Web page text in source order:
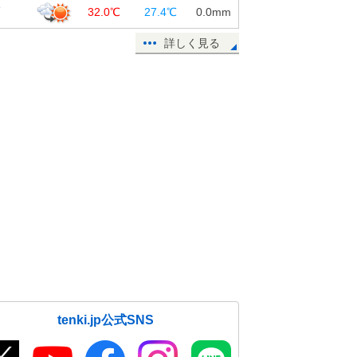
32.0℃ 27.4℃ 0.0mm
詳しく見る
tenki.jp公式SNS